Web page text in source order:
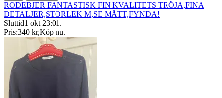
RODEBJER FANTASTISK FIN KVALITETS TRÖJA,FINA
DETALJER,STORLEK M,SE MÅTT,FYNDA!
Sluttid1 okt 23:01 .
Pris:340 kr,Köp nu.